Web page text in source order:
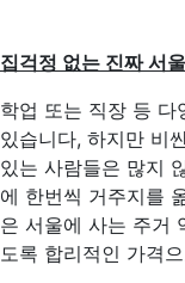
집걱정 없는 진짜 서
학업 또는 직장 등 다
있습니다, 하지만 비
있는 사람들은 많지
에 한번씩 거주지를
은 서울에 사는 주거
도록 합리적인 가격